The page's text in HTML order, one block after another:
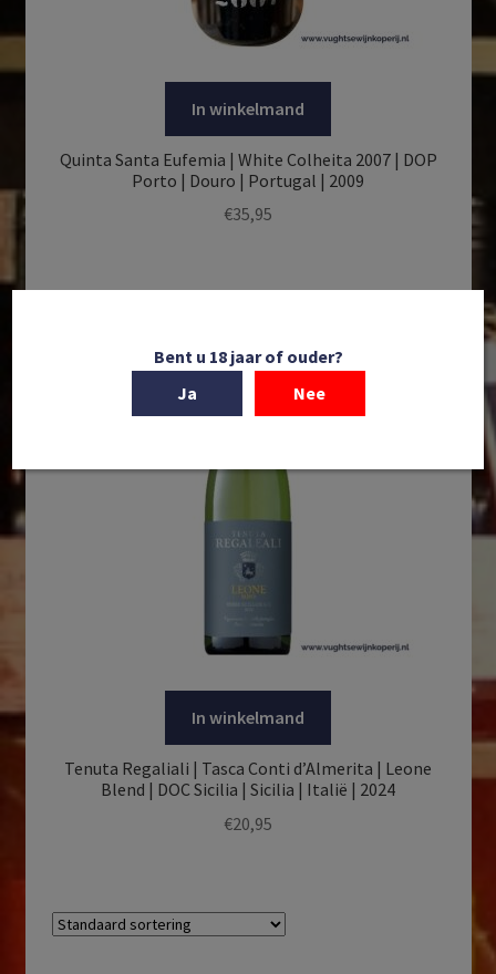
In winkelmand
Quinta Santa Eufemia | White Colheita 2007 | DOP
Porto | Douro | Portugal | 2009
€35,95
In winkelmand
Tenuta Regaliali | Tasca Conti d’Almerita | Leone
Blend | DOC Sicilia | Sicilia | Italië | 2024
€20,95
Bent u 18 jaar of ouder?
Ja
Nee